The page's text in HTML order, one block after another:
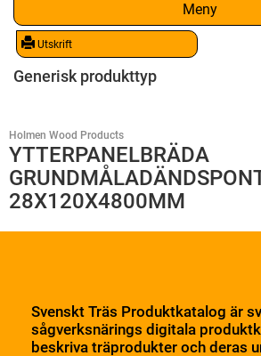
Meny
Utskrift
Generisk produkttyp
Holmen Wood Products
YTTERPANELBRÄDA
28X120X4800MM
Svenskt Träs Produktkatalog är
sågverksnärings digitala
beskriva träprodukter och deras